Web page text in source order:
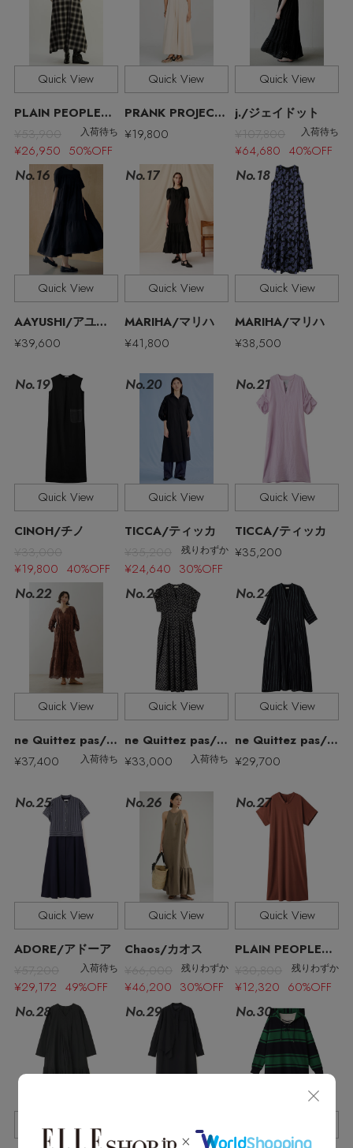
【エディターズ・エッセンシャル】
ベーシックとトレンドが交差する16の名品
Stay inthe Loop
ELLE SHOP 公式アプリ
Quick View
PLAIN PEOPLE/プレインピープル
¥53,900
入荷待ち
¥26,950 50%OFF
Quick View
PRANK PROJECT/プランク プロジェクト
¥19,800
Quick View
j./ジェイドット
¥107,800
入荷待ち
¥64,680 40%OFF
No.16
Quick View
AAYUSHI/アユーシ
¥39,600
No.17
Quick View
MARIHA/マリハ
¥41,800
No.18
Quick View
MARIHA/マリハ
¥38,500
No.19
Quick View
CINOH/チノ
¥33,000
¥19,800 40%OFF
No.20
Quick View
TICCA/ティッカ
¥35,200
残りわずか
¥24,640 30%OFF
No.21
Quick View
TICCA/ティッカ
¥35,200
No.22
Quick View
ne Quittez pas/ヌキテパ
¥37,400
入荷待ち
No.23
Quick View
ne Quittez pas/ヌキテパ
¥33,000
入荷待ち
No.24
Quick View
ne Quittez pas/ヌキテパ
¥29,700
No.25
Quick View
ADORE/アドーア
¥57,200
入荷待ち
¥29,172 49%OFF
No.26
Quick View
Chaos/カオス
¥66,000
残りわずか
¥46,200 30%OFF
No.27
Quick View
PLAIN PEOPLE/プレインピープル
¥30,800
残りわずか
¥12,320 60%OFF
No.28
Quick View
No.29 No.30